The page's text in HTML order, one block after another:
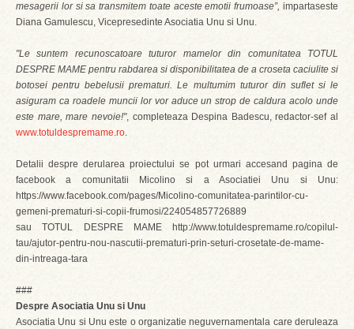
mesagerii lor si sa transmitem toate aceste emotii frumoase”, impartaseste
Diana Gamulescu, Vicepresedinte Asociatia Unu si Unu.
"Le suntem recunoscatoare tuturor mamelor din comunitatea TOTUL
DESPRE MAME pentru rabdarea si disponibilitatea de a croseta caciulite si
botosei pentru bebelusii prematuri. Le multumim tuturor din suflet si le
asiguram ca roadele muncii lor vor aduce un strop de caldura acolo unde
este mare, mare nevoie!", completeaza Despina Badescu, redactor-sef al
www.totuldespremame.ro.
Detalii despre derularea proiectului se pot urmari accesand pagina de
facebook a comunitatii Micolino si a Asociatiei Unu si Unu:
https://www.facebook.com/pages/Micolino-comunitatea-parintilor-cu-
gemeni-prematuri-si-copii-frumosi/224054857726889
sau TOTUL DESPRE MAME http://www.totuldespremame.ro/copilul-
tau/ajutor-pentru-nou-nascutii-prematuri-prin-seturi-crosetate-de-mame-
din-intreaga-tara
###
Despre Asociatia Unu si Unu
Asociatia Unu si Unu este o organizatie neguvernamentala care deruleaza